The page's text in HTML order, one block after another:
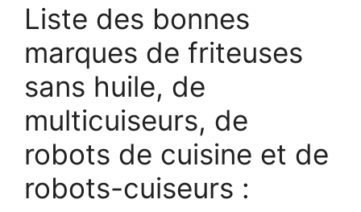
Liste des bonnes
marques de friteuses
sans huile, de
multicuiseurs, de
robots de cuisine et de
robots-cuiseurs :